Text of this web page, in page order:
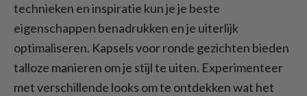
technieken en inspiratie kun je je beste
eigenschappen benadrukken en je uiterlijk
optimaliseren. Kapsels voor ronde gezichten bieden
talloze manieren om je stijl te uiten. Experimenteer
met verschillende looks om te ontdekken wat het